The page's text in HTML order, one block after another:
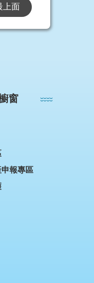
上面
窗
報專區